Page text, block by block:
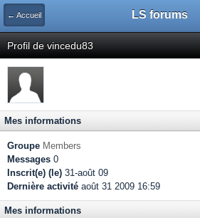
← Accueil LS forums
Profil de vincedu83
Mes informations
Groupe Members
Messages 0
Inscrit(e) (le) 31-août 09
Dernière activité août 31 2009 16:59
Mes informations